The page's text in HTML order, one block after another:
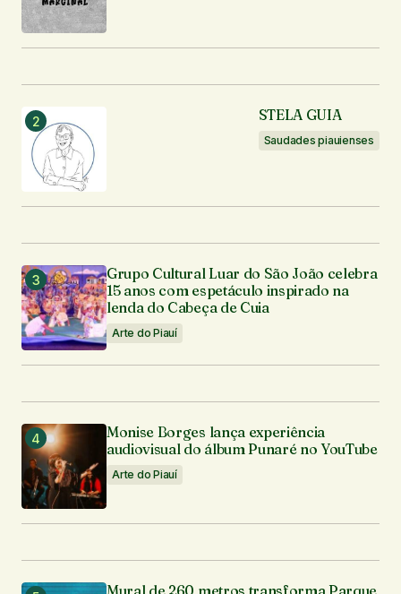
STELA GUIA
Saudades piauienses
Grupo Cultural Luar do São João celebra
15 anos com espetáculo inspirado na
lenda do Cabeça de Cuia
Arte do Piauí
Monise Borges lança experiência
audiovisual do álbum Punaré no YouTube
Arte do Piauí